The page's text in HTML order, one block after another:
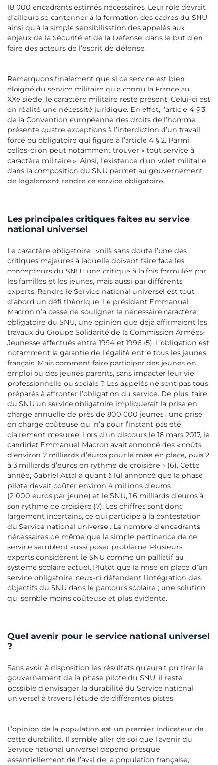
18 000 encadrants estimés nécessaires. Leur rôle devrait
d’ailleurs se cantonner à la formation des cadres du SNU
ainsi qu’à la simple sensibilisation des appelés aux
enjeux de la Sécurité et de la Défense, dans le but d’en
faire des acteurs de l’esprit de défense.
Remarquons finalement que si ce service est bien
éloigné du service militaire qu’a connu la France au
XXe siècle, le caractère militaire reste présent. Celui-ci est
en réalité une nécessité juridique. En effet, l’article 4 § 3
de la Convention européenne des droits de l’homme
présente quatre exceptions à l’interdiction d’un travail
forcé ou obligatoire qui figure à l’article 4 § 2. Parmi
celles-ci on peut notamment trouver « tout service à
caractère militaire ». Ainsi, l’existence d’un volet militaire
dans la composition du SNU permet au gouvernement
de légalement rendre ce service obligatoire.
Les principales critiques faites au service
national universel
Le caractère obligatoire : voilà sans doute l’une des
critiques majeures à laquelle doivent faire face les
concepteurs du SNU ; une critique à la fois formulée par
les familles et les jeunes, mais aussi par différents
experts. Rendre le Service national universel est tout
d’abord un défi théorique. Le président Emmanuel
Macron n’a cessé de souligner le nécessaire caractère
obligatoire du SNU, une opinion que déjà affirmaient les
travaux du Groupe Solidarité de la Commission Armées-
Jeunesse effectués entre 1994 et 1996 (5). L’obligation est
notamment la garantie de l’égalité entre tous les jeunes
français. Mais comment faire participer des jeunes en
emploi ou des jeunes parents, sans impacter leur vie
professionnelle ou sociale ? Les appelés ne sont pas tous
préparés à affronter l’obligation du service. De plus, faire
du SNU un service obligatoire impliquerait la prise en
charge annuelle de près de 800 000 jeunes ; une prise
en charge coûteuse qui n’a pour l’instant pas été
clairement mesurée. Lors d’un discours le 18 mars 2017, le
candidat Emmanuel Macron avait annoncé des « coûts
d’environ 7 milliards d’euros pour la mise en place, puis 2
à 3 milliards d’euros en rythme de croisière » (6). Cette
année, Gabriel Attal a quant à lui annoncé que la phase
pilote devait coûter environ 4 millions d’euros
(2 000 euros par jeune) et le SNU, 1,6 milliards d’euros à
son rythme de croisière (7). Les chiffres sont donc
largement incertains, ce qui participe à la contestation
du Service national universel. Le nombre d’encadrants
nécessaires de même que la simple pertinence de ce
service semblent aussi poser problème. Plusieurs
experts considèrent le SNU comme un palliatif au
système scolaire actuel. Plutôt que la mise en place d’un
service obligatoire, ceux-ci défendent l’intégration des
objectifs du SNU dans le parcours scolaire ; une solution
qui semble moins coûteuse et plus évidente.
Quel avenir pour le service national universel
?
Sans avoir à disposition les résultats qu’aurait pu tirer le
gouvernement de la phase pilote du SNU, il reste
possible d’envisager la durabilité du Service national
universel à travers l’étude de différentes pistes.
L’opinion de la population est un premier indicateur de
cette durabilité. Il semble aller de soi que l’avenir du
Service national universel dépend presque
essentiellement de l’aval de la population française,